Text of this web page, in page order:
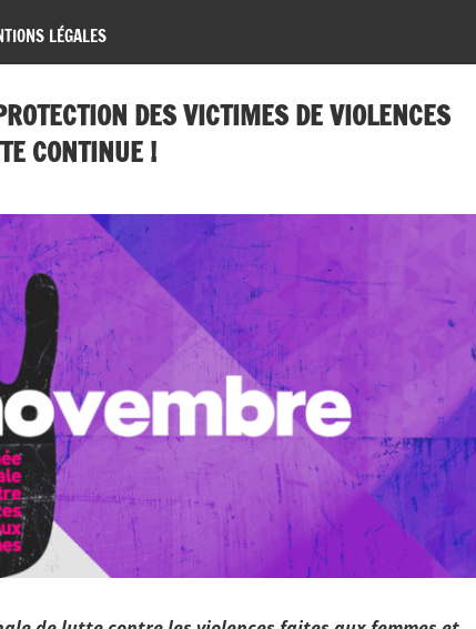
LÉGALES
DES VICTIMES DE VIOLENCES
CONTINUE !